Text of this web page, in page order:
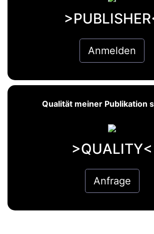
Anmelden
Qualität meiner Publikation
>QUALITY<
Anfrage